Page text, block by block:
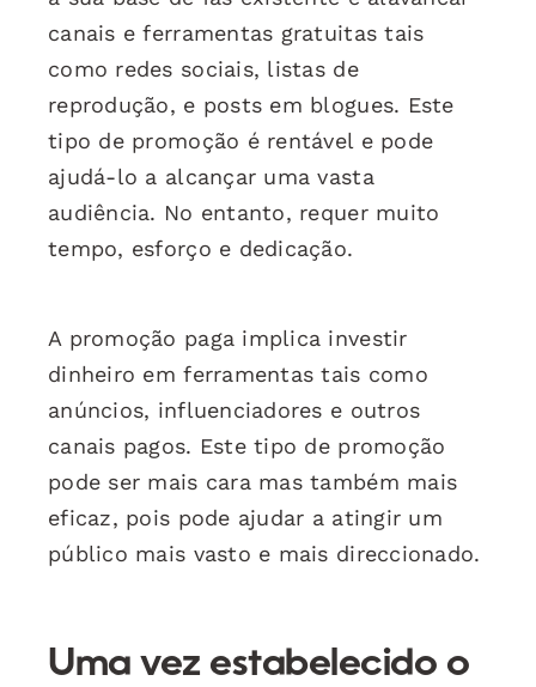
canais e ferramentas gratuitas tais
como redes sociais, listas de
reprodução, e posts em blogues. Este
tipo de promoção é rentável e pode
ajudá-lo a alcançar uma vasta
audiência. No entanto, requer muito
tempo, esforço e dedicação.
A promoção paga implica investir
dinheiro em ferramentas tais como
anúncios, influenciadores e outros
canais pagos. Este tipo de promoção
pode ser mais cara mas também mais
eficaz, pois pode ajudar a atingir um
público mais vasto e mais direccionado.
Uma vez estabelecido o